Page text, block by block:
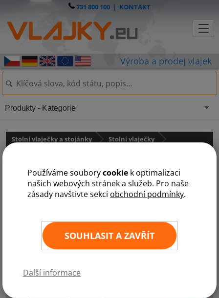
Používáme souborycookie k optimalizaci
našich webových stránek a služeb. Pro naše
zásady navštivte sekci obchodní podmínky.
SOUHLASIT A ZAVŘÍT
Další informace
731 800 100 | KONTAKT
Stolní vlaječky a stojánky
Stolní vlaječky
F K M N P S T V
Zvolte požadované provedení:
Produkty - Kategorie